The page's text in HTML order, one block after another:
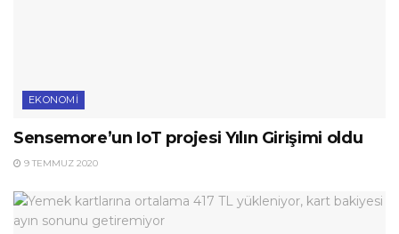
EKONOMI
Sensemore’un IoT projesi Yılın Girişimi oldu
9 TEMMUZ 2020